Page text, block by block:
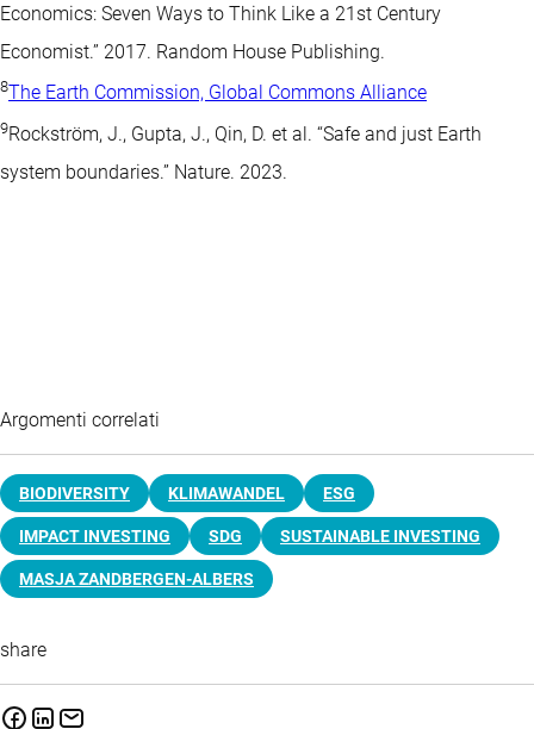
Economics: Seven Ways to Think Like a 21st Century
Economist.” 2017. Random House Publishing.
8The Earth Commission, Global Commons Alliance
9Rockström, J., Gupta, J., Qin, D. et al. “Safe and just Earth
system boundaries.” Nature. 2023.
Argomenti correlati
BIODIVERSITY KLIMAWANDEL ESG
IMPACT INVESTING SDG SUSTAINABLE INVESTING
MASJA ZANDBERGEN-ALBERS
share